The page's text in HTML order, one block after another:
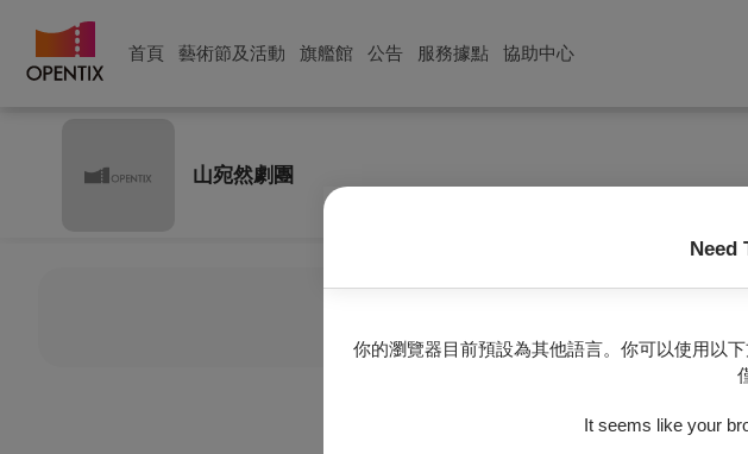
首頁 藝術節及活動 旗艦館 公告 服務據點 協助中心
Need
你的瀏覽器目前預設為其他語言。你可以使用以
It seems like your
山宛然劇團